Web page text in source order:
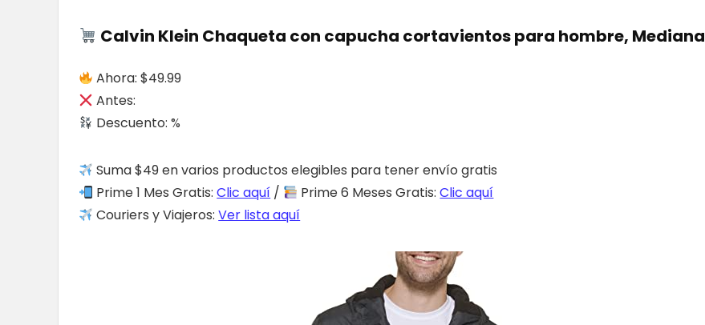
Calvin Klein Chaqueta con capucha cortavientos para hombre, Mediana
Ahora: $49.99
Antes:
Descuento: %
Suma $49 en varios productos elegibles para tener envío gratis
Prime 1 Mes Gratis:Clic aquí / Prime 6 Meses Gratis:Clic aquí
Couriers y Viajeros:Ver lista aquí